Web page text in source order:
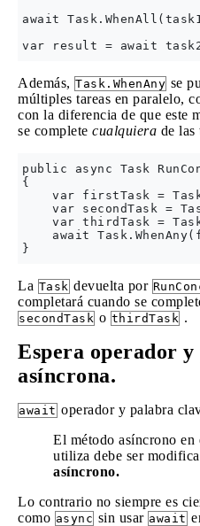
await
Además, Task.WhenAny se
múltiples tareas en paralelo,
con la diferencia de que este
se complete cualquiera de las
public async Task
{
var firstTask =
var secondTask =
var thirdTask =
await
La Task devuelta por
completará cuando se
secondTask o thirdTask .
Espera operador
asíncrona.
await operador y palabra
El método asíncrono en
utiliza debe ser
asíncrono.
Lo contrario no siempre es
como async sin usar await